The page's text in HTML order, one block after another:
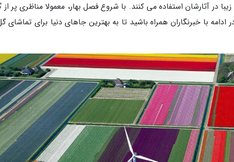
در آثارشان استفاده می کنند. با شروع فصل بهار، معمولا مناظری پر
با خبرنگاران همراه باشید تا به بهترین جاهای دنیا برای تماشای